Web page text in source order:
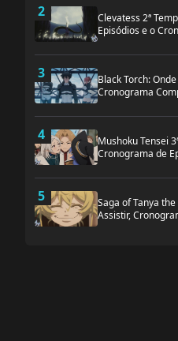
2
Clevatess 2ª
Episódios e o
3
Black Torch:
Cronograma
4
Mushoku Tensei
Cronograma de
5
Saga of Tanya
Assistir,